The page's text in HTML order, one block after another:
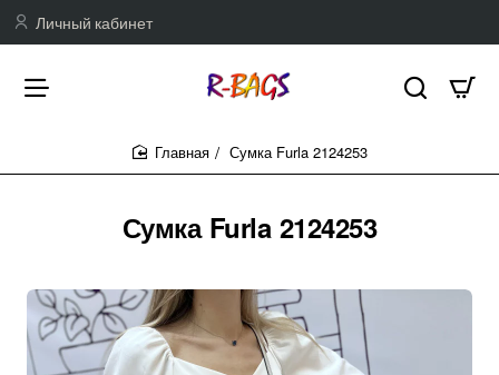
Личный кабинет
Сумка Furla 2124253
Сумка Furla 2124253